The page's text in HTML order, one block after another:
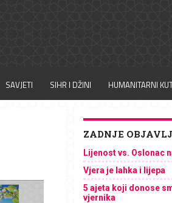
SAVJETI SIHR I DŽINI HUMANITARNI
ZADNJE
Lijenost vs. Oslonac
Vjera je lahka i lijepa
5 ajeta koji donose
vjernika